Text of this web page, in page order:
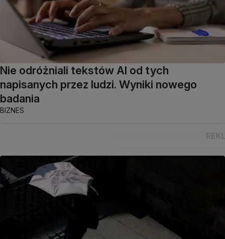
Nie odróżniali tekstów AI od tych
napisanych przez ludzi. Wyniki nowego
badania
BIZNES